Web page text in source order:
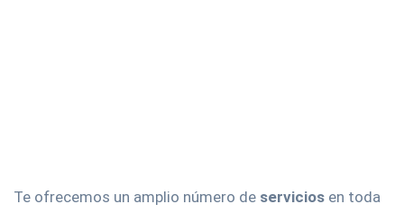
Te ofrecemos un amplio número de servicios en toda